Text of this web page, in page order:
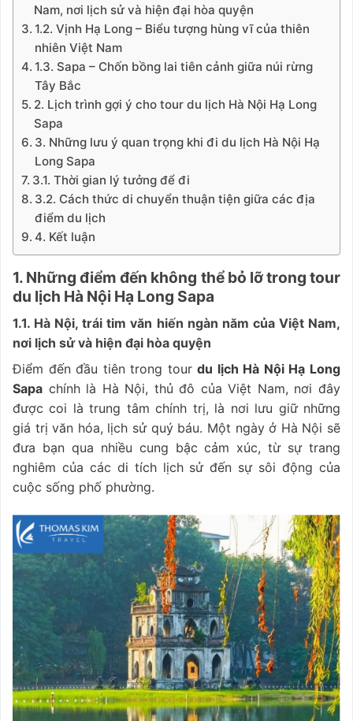
Nam, nơi lịch sử và hiện đại hòa quyện
1.2. Vịnh Hạ Long – Biểu tượng hùng vĩ của thiên
nhiên Việt Nam
1.3. Sapa – Chốn bồng lai tiên cảnh giữa núi rừng
Tây Bắc
2. Lịch trình gợi ý cho tour du lịch Hà Nội Hạ Long
Sapa
3. Những lưu ý quan trọng khi đi du lịch Hà Nội Hạ
Long Sapa
3.1. Thời gian lý tưởng để đi
3.2. Cách thức di chuyển thuận tiện giữa các địa
điểm du lịch
4. Kết luận
1. Những điểm đến không thể bỏ lỡ trong tour
du lịch Hà Nội Hạ Long Sapa
1.1. Hà Nội, trái tim văn hiến ngàn năm của Việt Nam,
nơi lịch sử và hiện đại hòa quyện
Điểm đến đầu tiên trong tourdu lịch Hà Nội Hạ Long
Sapa chính là Hà Nội, thủ đô của Việt Nam, nơi đây
được coi là trung tâm chính trị, là nơi lưu giữ những
giá trị văn hóa, lịch sử quý báu. Một ngày ở Hà Nội sẽ
đưa bạn qua nhiều cung bậc cảm xúc, từ sự trang
nghiêm của các di tích lịch sử đến sự sôi động của
cuộc sống phố phường.